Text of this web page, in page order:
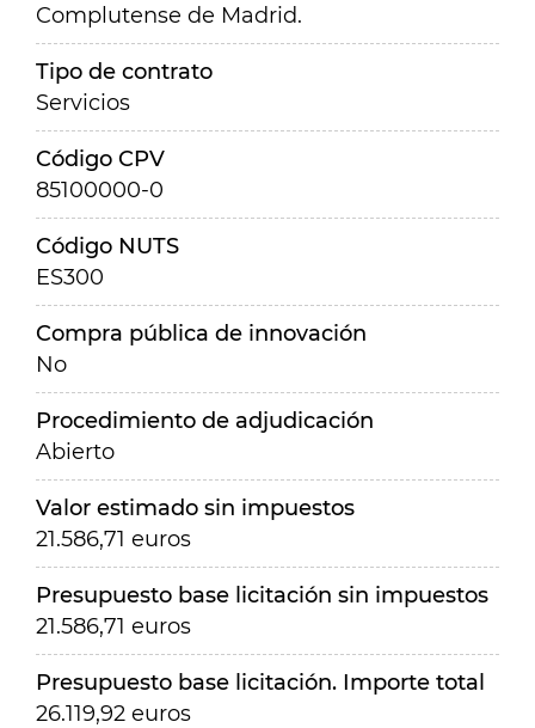
Complutense de Madrid.
Tipo de contrato
Servicios
Código CPV
85100000-0
Código NUTS
ES300
Compra pública de innovación
No
Procedimiento de adjudicación
Abierto
Valor estimado sin impuestos
21.586,71 euros
Presupuesto base licitación sin impuestos
21.586,71 euros
Presupuesto base licitación. Importe total
26.119,92 euros